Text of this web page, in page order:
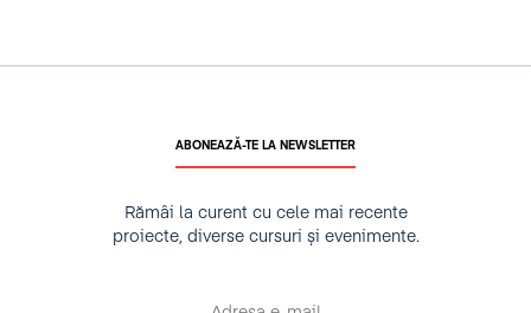
ABONEAZĂ-TE LA NEWSLETTER
Rămâi la curent cu cele mai recente
proiecte, diverse cursuri și evenimente.